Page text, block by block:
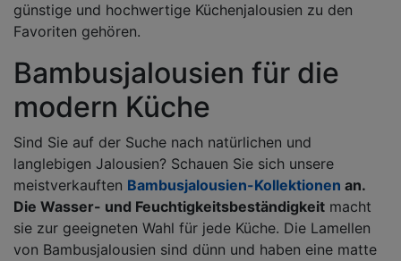
günstige und hochwertige Küchenjalousien zu den
Favoriten gehören.
Bambusjalousien für die
modern Küche
Sind Sie auf der Suche nach natürlichen und
langlebigen Jalousien? Schauen Sie sich unsere
meistverkauften Bambusjalousien-Kollektionen an.
Die Wasser- und Feuchtigkeitsbeständigkeit macht
sie zur geeigneten Wahl für jede Küche. Die Lamellen
von Bambusjalousien sind dünn und haben eine matte